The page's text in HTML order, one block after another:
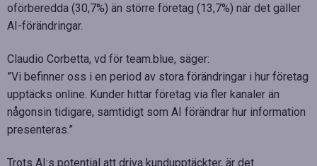
oförberedda (30,7%) än större företag (13,7%) när det gäller
AI-förändringar.
Claudio Corbetta, vd för team.blue, säger:
”Vi befinner oss i en period av stora förändringar i hur företag
upptäcks online. Kunder hittar företag via fler kanaler än
någonsin tidigare, samtidigt som AI förändrar hur information
presenteras.”
Trots AI:s potential att driva kundupptäckter, är det